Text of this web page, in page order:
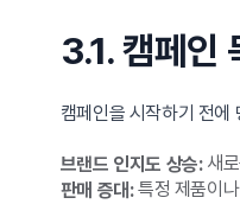
3.1. 캠페인
캠페인을 시작하기 전에
브랜드 인지도 상승:새로
판매 증대:특정 제품이